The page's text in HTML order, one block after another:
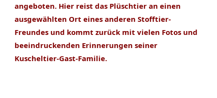
angeboten. Hier reist das Plüschtier an einen
ausgewählten Ort eines anderen Stofftier-
Freundes und kommt zurück mit vielen Fotos und
beeindruckenden Erinnerungen seiner
Kuscheltier-Gast-Familie.